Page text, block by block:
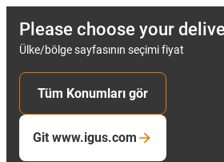
Please choose your
Ülke/bölge sayfasının seçimi fiyat
Tüm Konumları gör
Git www.igus.com